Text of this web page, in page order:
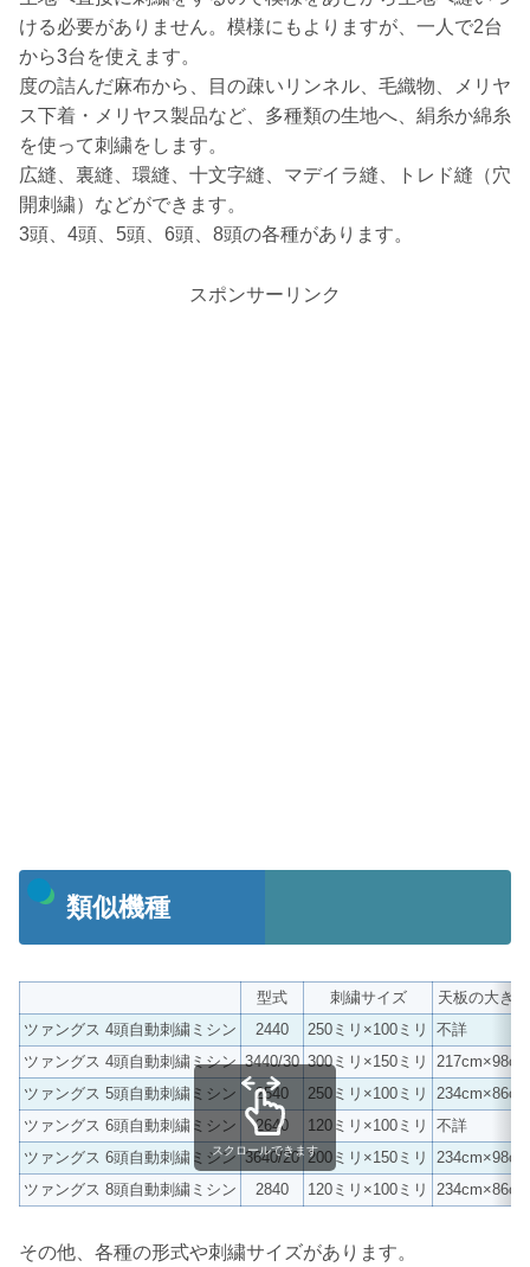
ける必要がありません。模様にもよりますが、一人で2台
から3台を使えます。
度の詰んだ麻布から、目の疎いリンネル、毛織物、メリヤ
ス下着・メリヤス製品など、多種類の生地へ、絹糸か綿糸
を使って刺繍をします。
広縫、裏縫、環縫、十文字縫、マデイラ縫、トレド縫（穴
開刺繍）などができます。
3頭、4頭、5頭、6頭、8頭の各種があります。
スポンサーリンク
類似機種
型式 刺繍サイズ
天板の大きさ
ツァングス 4頭自動刺繍ミシン
2440 250ミリ×100ミリ
不詳
ツァングス 4頭自動刺繍ミシン 3440/30 300ミリ×150ミリ
217cm×98cm
ツァングス 5頭自動刺繍ミシン
2540 250ミリ×100ミリ
234cm×86cm
ツァングス 6頭自動刺繍ミシン
2640 120ミリ×100ミリ
不詳
ツァングス 6頭自動刺繍ミシン 3640/20 200ミリ×150ミリ
234cm×98cm
ツァングス 8頭自動刺繍ミシン
2840 120ミリ×100ミリ 234cm×86cm
スクロールできます
その他、各種の形式や刺繍サイズがあります。